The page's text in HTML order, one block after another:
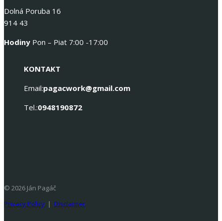
Dolná Poruba 16
914 43
Hodiny Pon – Piat 7:00 -17:00
KONTAKT
Email:pagacwork@gmail.com
Tel.:0948190872
© 2026 Ján Pagáč
Privacy Policy | Disclaimer